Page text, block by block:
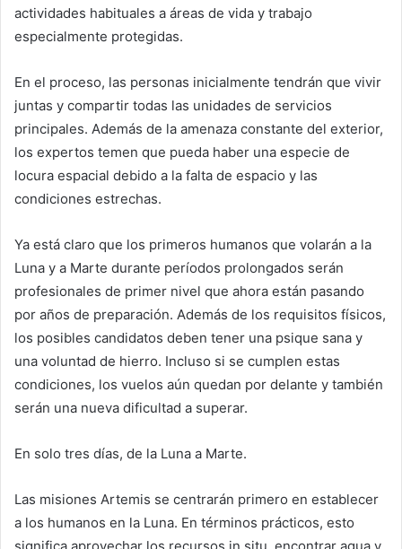
actividades habituales a áreas de vida y trabajo
especialmente protegidas.
En el proceso, las personas inicialmente tendrán que vivir
juntas y compartir todas las unidades de servicios
principales. Además de la amenaza constante del exterior,
los expertos temen que pueda haber una especie de
locura espacial debido a la falta de espacio y las
condiciones estrechas.
Ya está claro que los primeros humanos que volarán a la
Luna y a Marte durante períodos prolongados serán
profesionales de primer nivel que ahora están pasando
por años de preparación. Además de los requisitos físicos,
los posibles candidatos deben tener una psique sana y
una voluntad de hierro. Incluso si se cumplen estas
condiciones, los vuelos aún quedan por delante y también
serán una nueva dificultad a superar.
En solo tres días, de la Luna a Marte.
Las misiones Artemis se centrarán primero en establecer
a los humanos en la Luna. En términos prácticos, esto